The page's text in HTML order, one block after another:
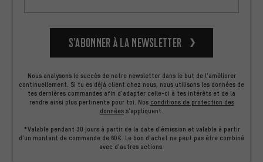
S’abonner à la newsletter
Nous analysons le succès de notre newsletter dans le but de l'améliorer
continuellement. Si tu es déjà client chez nous, nous utilisons les données de
tes dernières commandes afin d'adapter celle-ci à tes intérêts et de la
rendre ainsi plus pertinente pour toi. Nos conditions de protection des
données s'appliquent.
*Valable pendant 30 jours à partir de la date d'émission et valable à partir
d'un montant de commande de 60€. Le bon d'achat ne peut pas être combiné
avec d'autres actions.